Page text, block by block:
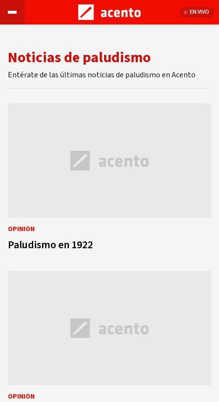
EN VIVO
Noticias de paludismo
Entérate de las últimas noticias de paludismo en Acento
OPINIÓN
Paludismo en 1922
OPINIÓN